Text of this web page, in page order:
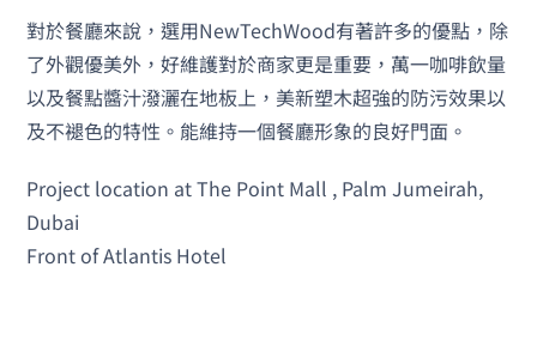
對於餐廳來說，選用NewTechWood有著許多的優點，除
了外觀優美外，好維護對於商家更是重要，萬一咖啡飲量
以及餐點醬汁潑灑在地板上，美新塑木超強的防污效果以
及不褪色的特性。能維持一個餐廳形象的良好門面。
Project location at The Point Mall , Palm Jumeirah,
Dubai
Front of Atlantis Hotel